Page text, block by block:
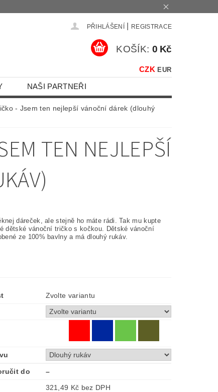
PŘIHLÁŠENÍ REGISTRACE
CZK EUR
KOŠÍK: 0 Kč
NAŠI PARTNEŘI
- Jsem ten nejlepší vánoční dárek (dlouhý
TEN NEJLEPŠÍ
dáreček, ale stejně ho máte rádi. Tak mu kupte
dětské vánoční tričko s kočkou. Dětské vánoční
ze 100% bavlny a má dlouhý rukáv.
Zvolte variantu
do
–
321,49 Kč bez DPH